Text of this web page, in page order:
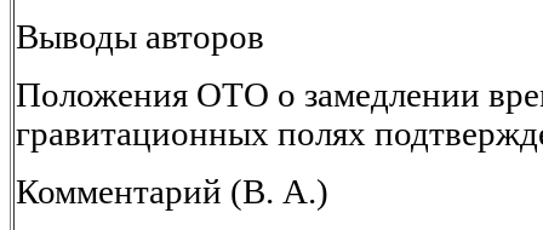
Выводы авторов
Положения ОТО о замедлении
гравитационных полях
Комментарий (В. А.)